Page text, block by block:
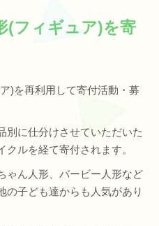
(フィギュア)を寄
)を再利用して寄付活動・募
別に仕分けさせていただいた
ルを経て寄付されます。
ゃん人形、バービー人形など
の子ども達からも人気があり